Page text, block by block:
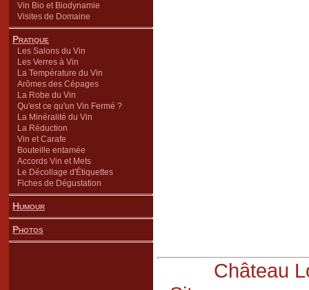
Vin Bio et Biodynamie
Visites de Domaine
Pratique
Les Salons du Vin
Les Verres à Vin
La Température du Vin
Arômes des Cépages
La Robe du Vin
Qu'est ce qu'un Vin Fermé ?
La Minéralité du Vin
La Réduction
Vin et Carafe
Bouteille entamée
Accords Vin et Mets
Le Décollage d'Étiquettes
Fiches de Dégustation
Humour
Photos
Château